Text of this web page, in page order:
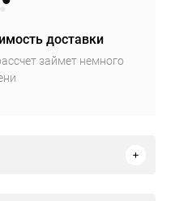
доставки
займет немного